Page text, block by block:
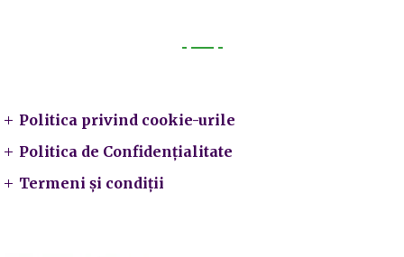
Politica privind cookie-urile
Politica de Confidențialitate
Termeni și condiții